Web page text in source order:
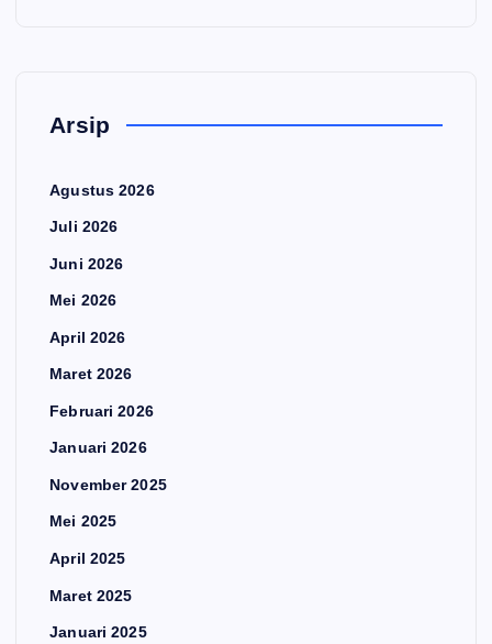
Arsip
Agustus 2026
Juli 2026
Juni 2026
Mei 2026
April 2026
Maret 2026
Februari 2026
Januari 2026
November 2025
Mei 2025
April 2025
Maret 2025
Januari 2025